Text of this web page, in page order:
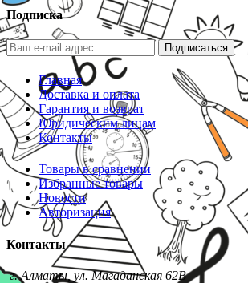
Подписка
Подписаться
Главная
Доставка и оплата
Гарантия и возврат
Юридическим лицам
Контакты
Товары в сравнении
Избранные товары
Новости
Авторизация
Контакты
г. Алматы, ул. Магаданская 62В